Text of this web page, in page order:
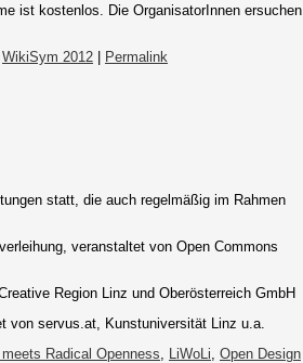
ist kostenlos. Die OrganisatorInnen ersuchen
WikiSym 2012 Permalink
statt, die auch regelmäßig im Rahmen
veranstaltet von Open Commons
Region Linz und Oberösterreich GmbH
von servus.at, Kunstuniversität Linz u.a.
Radical Openness, LiWoLi, Open Design